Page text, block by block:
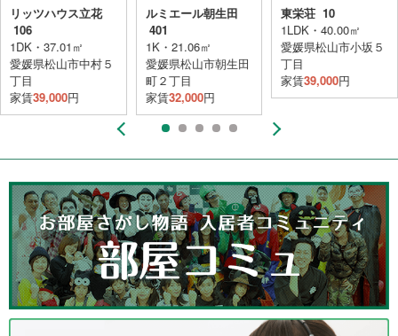
リッツハウス立花
106
1DK・37.01㎡
愛媛県松山市中村５
丁目
家賃39,000円
ルミエール朝生田
401
1K・21.06㎡
愛媛県松山市朝生田
町２丁目
家賃32,000円
東栄荘 10
1LDK・40.00㎡
愛媛県松山市小坂５
丁目
家賃39,000円